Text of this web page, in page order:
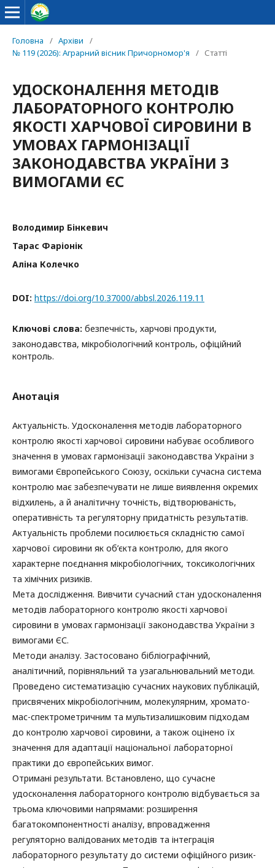
Головна / Архіви
/
№ 119 (2026): Аграрний вісник Причорномор'я
/ Статті
УДОСКОНАЛЕННЯ МЕТОДІВ
ЛАБОРАТОРНОГО КОНТРОЛЮ
ЯКОСТІ ХАРЧОВОЇ СИРОВИНИ В
УМОВАХ ГАРМОНІЗАЦІЇ
ЗАКОНОДАВСТВА УКРАЇНИ З
ВИМОГАМИ ЄС
Володимир Бінкевич
Тарас Фаріонік
Аліна Колечко
DOI: https://doi.org/10.37000/abbsl.2026.119.11
Ключові слова: безпечність, харчові продукти,
законодавства, мікробіологічний контроль, офіційний
контроль.
Анотація
Актуальність. Удосконалення методів лабораторного
контролю якості харчової сировини набуває особливого
значення в умовах гармонізації законодавства України з
вимогами Європейського Союзу, оскільки сучасна система
контролю має забезпечувати не лише виявлення окремих
відхилень, а й аналітичну точність, відтворюваність,
оперативність та регуляторну придатність результатів.
Актуальність проблеми посилюється складністю самої
харчової сировини як об’єкта контролю, для якого
характерне поєднання мікробіологічних, токсикологічних
та хімічних ризиків.
Мета дослідження. Вивчити сучасний стан удосконалення
методів лабораторного контролю якості харчової
сировини в умовах гармонізації законодавства України з
вимогами ЄС.
Методи аналізу. Застосовано бібліографічний,
аналітичний, порівняльний та узагальнювальний методи.
Проведено систематизацію сучасних наукових публікацій,
присвячених мікробіологічним, молекулярним, хромато-
мас-спектрометричним та мультизалишковим підходам
до контролю харчової сировини, а також оцінено їх
значення для адаптації національної лабораторної
практики до європейських вимог.
Отримані результати. Встановлено, що сучасне
удосконалення лабораторного контролю відбувається за
трьома ключовими напрямами: розширення
багатокомпонентності аналізу, впровадження
регуляторно валідованих методів та інтеграція
лабораторного результату до системи офіційного ризик-